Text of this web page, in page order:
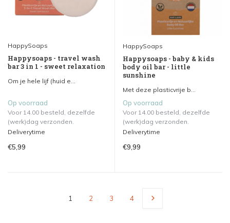
HappySoaps
Happysoaps - travel wash
bar 3 in 1 - sweet relaxation
Om je hele lijf (huid e...
Op voorraad
Voor 14.00 besteld, dezelfde
(werk)dag verzonden.
Deliverytime
€5,99
HappySoaps
Happysoaps - baby & kids
body oil bar - little
sunshine
Met deze plasticvrije b...
Op voorraad
Voor 14.00 besteld, dezelfde
(werk)dag verzonden.
Deliverytime
€9,99
1 2 3 4